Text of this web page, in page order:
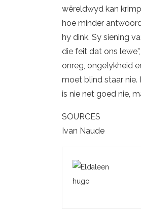
wêreldwyd kan
hoe minder
hy dink. Sy siening
die feit dat ons
onreg, ongelykheid
moet blind staar nie.
is nie net goed nie,
SOURCES
Ivan Naude